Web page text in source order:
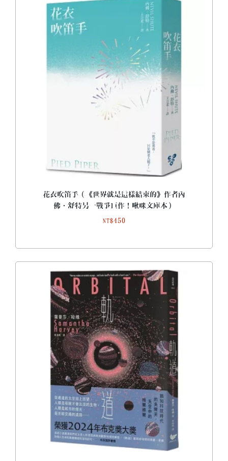
花衣吹笛手（《世界就是這樣結束的》作者內
佛．舒特另一戰爭巨作！啾咪文庫本）
NT$450